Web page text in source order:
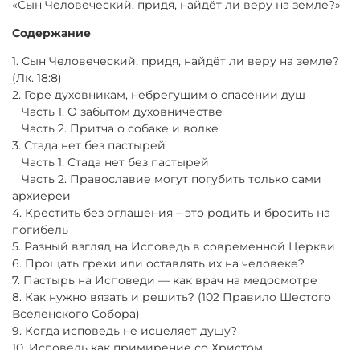
«Сын Человеческий, придя, найдёт ли веру на земле?»
Содержание
1. Сын Человеческий, придя, найдёт ли веру на земле?
(Лк. 18:8)
2. Горе духовникам, небрегущим о спасении душ
Часть 1. О забытом духовничестве
Часть 2. Притча о собаке и волке
3. Стада нет без пастырей
Часть 1. Стада нет без пастырей
Часть 2. Православие могут погубить только сами
архиереи
4. Крестить без оглашения – это родить и бросить на
погибель
5. Разный взгляд на Исповедь в современной Церкви
6. Прощать грехи или оставлять их на человеке?
7. Пастырь на Исповеди — как врач на медосмотре
8. Как нужно вязать и решить? (102 Правило Шестого
Вселенского Собора)
9. Когда исповедь не исцеляет душу?